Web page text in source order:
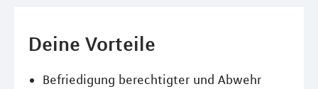
Deine Vorteile
Befriedigung berechtigter und Abwehr